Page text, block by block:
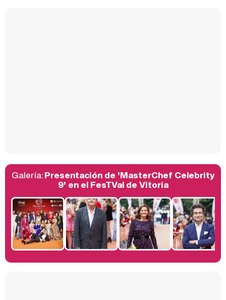
Belén Esteban: "Estoy emocionada, muy contenta y muy feliz por llegar a RTVE"
Manu Baqueiro: "Tuve como referente a Bruce Willis en 'Luz de Luna' para mi trabajo en la serie 'Perdiendo el juicio'"
Galería:Presentación de 'MasterChef Celebrity
9' en el FesTVal de Vitoria